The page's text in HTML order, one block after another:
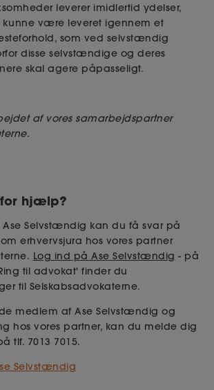
leverer imidlertid ydelser,
være leveret igennem et
som ved selvstændig
disse selvstændige og deres
skal agere påpasseligt.
af vores samarbejdspartner
hjælp?
Selvstændig kan du få svar på
erhvervsjura hos vores partner
Log ind på Ase Selvstændig - på
til advokat' finder du
til Selskabsadvokaterne.
medlem af Ase Selvstændig og
hos vores partner, kan du melde dig
tlf. 7013 7015.
Selvstændig